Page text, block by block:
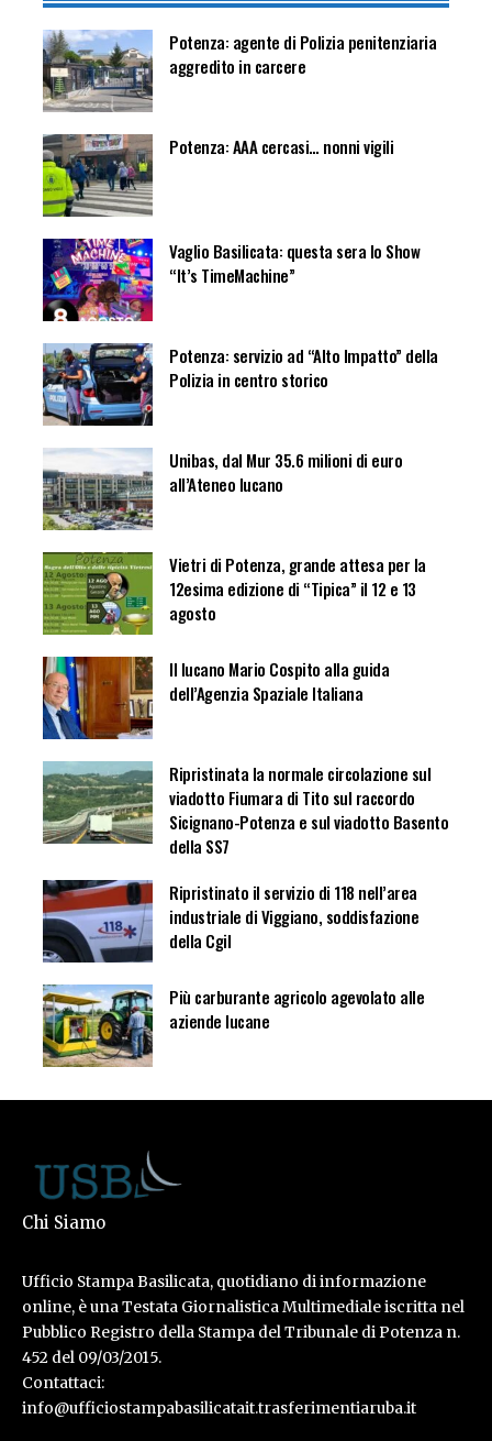
Potenza: agente di Polizia penitenziaria
aggredito in carcere
Potenza: AAA cercasi… nonni vigili
Vaglio Basilicata: questa sera lo Show
“It’s TimeMachine”
Potenza: servizio ad “Alto Impatto” della
Polizia in centro storico
Unibas, dal Mur 35.6 milioni di euro
all’Ateneo lucano
Vietri di Potenza, grande attesa per la
12esima edizione di “Tipica” il 12 e 13
agosto
Il lucano Mario Cospito alla guida
dell’Agenzia Spaziale Italiana
Ripristinata la normale circolazione sul
viadotto Fiumara di Tito sul raccordo
Sicignano-Potenza e sul viadotto Basento
della SS7
Ripristinato il servizio di 118 nell’area
industriale di Viggiano, soddisfazione
della Cgil
Più carburante agricolo agevolato alle
aziende lucane
Chi Siamo
Ufficio Stampa Basilicata, quotidiano di informazione
online, è una Testata Giornalistica Multimediale iscritta nel
Pubblico Registro della Stampa del Tribunale di Potenza n.
452 del 09/03/2015.
Contattaci:
info@ufficiostampabasilicatait.trasferimentiaruba.it